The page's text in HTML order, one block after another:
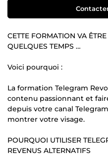
CETTE FORMATION VA
QUELQUES TEMPS …
Voici pourquoi :
La formation Telegram
contenu passionnant et
depuis votre canal
montrer votre visage.
POURQUOI UTILISER
REVENUS ALTERNATIFS